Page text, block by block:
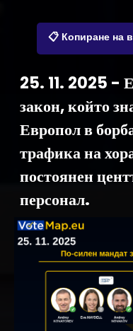
📋 Копиране на
25. 11. 2025 -
закон, който
Европол в
трафика на
постоянен
персонал.